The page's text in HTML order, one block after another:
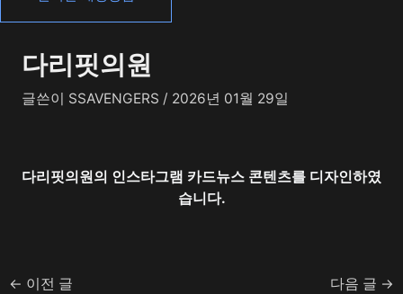
다리핏의원
글쓴이 SSAVENGERS / 2026년 01월 29일
다리핏의원의 인스타그램 카드뉴스 콘텐츠를 디자인하였
습니다.
← 이전 글 다음 글 →